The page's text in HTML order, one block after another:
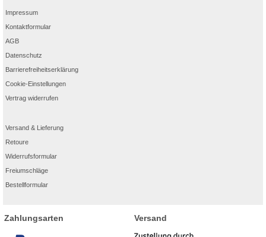
Impressum
Kontaktformular
AGB
Datenschutz
Barrierefreiheitserklärung
Cookie-Einstellungen
Vertrag widerrufen
Versand & Lieferung
Retoure
Widerrufsformular
Freiumschläge
Bestellformular
Zahlungsarten Versand